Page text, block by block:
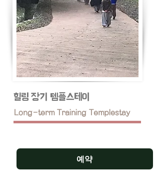
힐링 장기 템플스테이
Long-term Training Templestay
예약